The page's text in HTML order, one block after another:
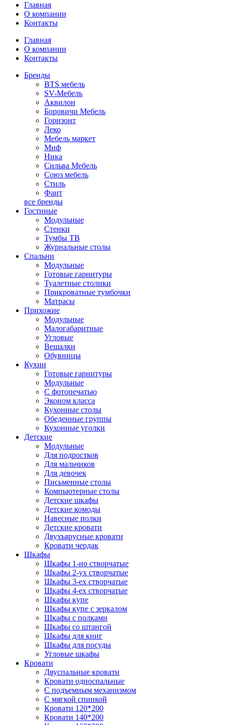
Главная
О компании
Контакты
Главная
О компании
Контакты
Бренды
BTS мебель
SV-Мебель
Аквилон
Боровичи Мебель
Горизонт
Леко
Мебель маркет
Миф
Ника
Сильва Мебель
Союз мебель
Стиль
Фант
все бренды
Гостиные
Модульные
Стенки
Тумбы ТВ
Журнальные столы
Спальни
Модульные
Готовые гарнитуры
Туалетные столики
Прикроватные тумбочки
Матрасы
Прихожие
Модульные
Малогабаритные
Угловые
Вешалки
Обувницы
Кухни
Готовые гарнитуры
Модульные
С фотопечатью
Эконом класса
Кухонные столы
Обеденные группы
Кухонные уголки
Детские
Модульные
Для подростков
Для мальчиков
Для девочек
Письменные столы
Компьютерные столы
Детские шкафы
Детские комоды
Навесные полки
Детские кровати
Двухъярусные кровати
Кровати чердак
Шкафы
Шкафы 1-но створчатые
Шкафы 2-ух створчатые
Шкафы 3-ех створчатые
Шкафы 4-ех створчатые
Шкафы купе
Шкафы купе с зеркалом
Шкафы с полками
Шкафы со штангой
Шкафы для книг
Шкафы для посуды
Угловые шкафы
Кровати
Двуспальные кровати
Кровати односпальные
С подъемным механизмом
С мягкой спинкой
Кровати 120*200
Кровати 140*200